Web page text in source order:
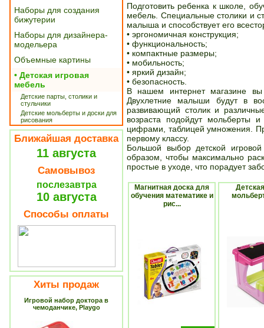
Наборы для создания
бижутерии
Наборы для дизайнера-
модельера
Объемные картины
• Детская игровая
мебель
Детские парты, столики и
стульчики
Детские мольберты и доски для
рисования
Ближайшая доставка
11 августа
Самовывоз
послезавтра
10 августа
Способы оплаты
Хиты продаж
Игровой набор доктора в
чемоданчике, Playgo
Подготовить ребенка к школе,
мебель. Специальные столики и
малыша и способствует его
• эргономичная конструкция;
• функциональность;
• компактные размеры;
• мобильность;
• яркий дизайн;
• безопасность.
В нашем интернет магазине вы
Двухлетние малыши будут в
развивающий столик и
возраста подойдут мольберты
цифрами, таблицей умножения.
первому классу.
Большой выбор детской
образом, чтобы максимально
простые в уходе, что порадует
Магнитная доска для
обучения математике и
рис...